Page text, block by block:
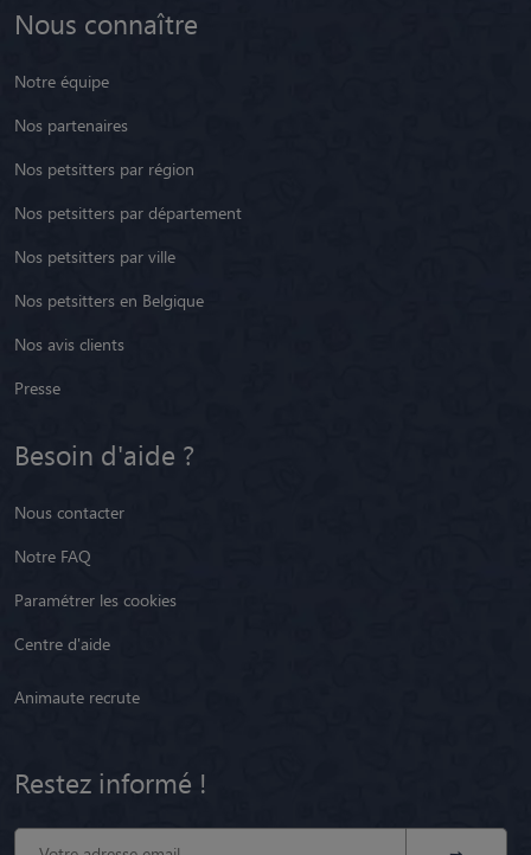
Nous connaître
Notre équipe
Nos partenaires
Nos petsitters par région
Nos petsitters par département
Nos petsitters par ville
Nos petsitters en Belgique
Nos avis clients
Presse
Besoin d'aide ?
Nous contacter
Notre FAQ
Paramétrer les cookies
Centre d'aide
Animaute recrute
Restez informé !